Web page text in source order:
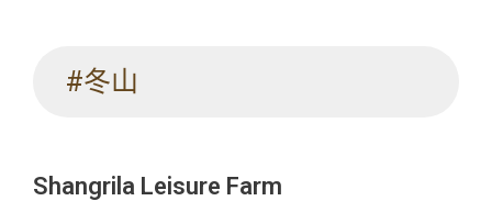
#冬山
Shangrila Leisure Farm